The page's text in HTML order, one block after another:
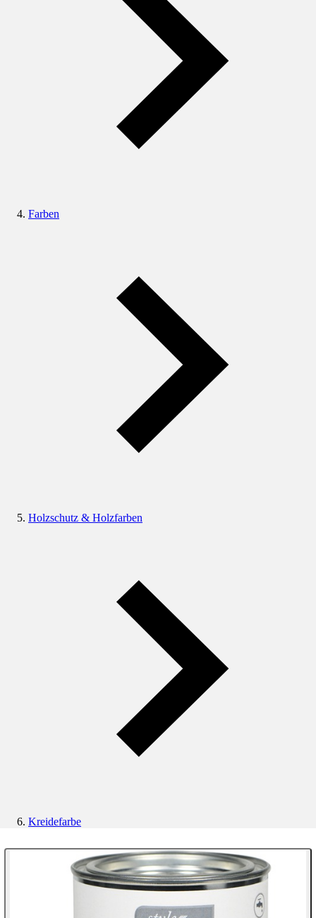
Farben
Holzschutz & Holzfarben
Kreidefarbe